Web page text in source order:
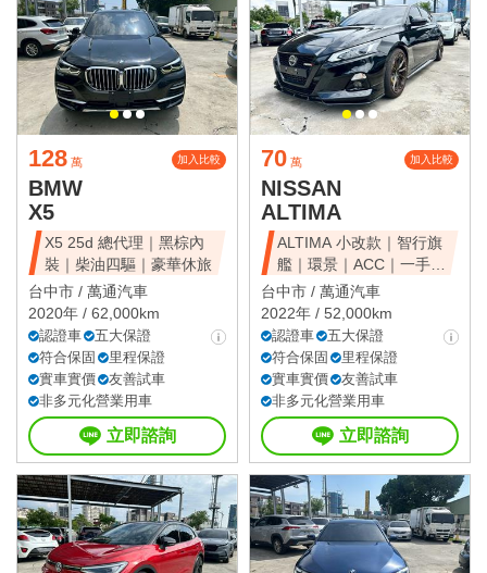
128 萬 加入比較
BMW
X5
X5 25d 總代理｜黑棕內
裝｜柴油四驅｜豪華休旅
台中市 / 萬通汽車
2020年 / 62,000km
認證車
五大保證
符合保固
里程保證
實車實價
友善試車
非多元化營業用車
立即諮詢
70 萬 加入比較
NISSAN
ALTIMA
ALTIMA 小改款｜智行旗
艦｜環景｜ACC｜一手美
車
台中市 / 萬通汽車
2022年 / 52,000km
認證車
五大保證
符合保固
里程保證
實車實價
友善試車
非多元化營業用車
立即諮詢